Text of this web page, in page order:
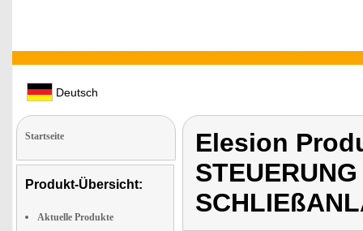
Deutsch
Startseite
Produkt-Übersicht:
Aktuelle Produkte
Elesion